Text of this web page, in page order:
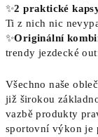
✨2 praktické
Ti z nich nic
✨Originální
trendy jezdecké
Všechno naše
již širokou
vazbě produkty
sportovní výkon je